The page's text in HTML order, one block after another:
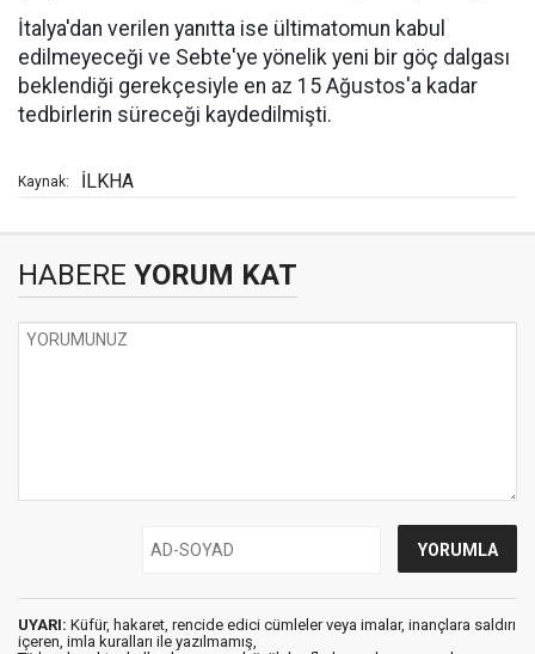
İtalya'dan verilen yanıtta ise ültimatomun kabul
edilmeyeceği ve Sebte'ye yönelik yeni bir göç dalgası
beklendiği gerekçesiyle en az 15 Ağustos'a kadar
tedbirlerin süreceği kaydedilmişti.
Kaynak: İLKHA
HABERE YORUM KAT
UYARI: Küfür, hakaret, rencide edici cümleler veya imalar, inançlara saldırı
içeren, imla kuralları ile yazılmamış,